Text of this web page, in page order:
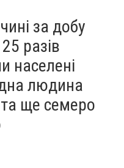
за добу
разів
населені
людина
ще семеро